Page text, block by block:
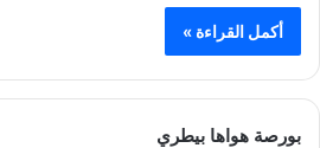
أكمل القراءة »
بورصة هواها بيطري